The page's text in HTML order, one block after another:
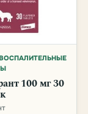
100 мг 30